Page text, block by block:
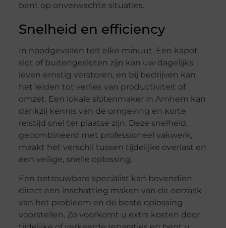
bent op onverwachte situaties.
Snelheid en efficiency
In noodgevallen telt elke minuut. Een kapot
slot of buitengesloten zijn kan uw dagelijks
leven ernstig verstoren, en bij bedrijven kan
het leiden tot verlies van productiviteit of
omzet. Een lokale slotenmaker in Arnhem kan
dankzij kennis van de omgeving en korte
reistijd snel ter plaatse zijn. Deze snelheid,
gecombineerd met professioneel vakwerk,
maakt het verschil tussen tijdelijke overlast en
een veilige, snelle oplossing.
Een betrouwbare specialist kan bovendien
direct een inschatting maken van de oorzaak
van het probleem en de beste oplossing
voorstellen. Zo voorkomt u extra kosten door